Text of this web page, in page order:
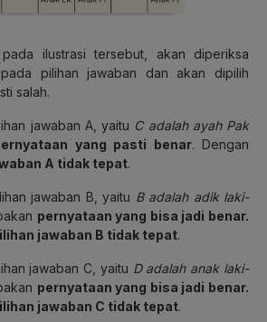
ilustrasi tersebut, akan diperiksa
pilihan jawaban dan akan dipilih
salah.
jawaban A, yaitu C adalah ayah Pak
yang pasti benar. Dengan
A tidak tepat.
jawaban B, yaitu B adalah adik laki-
pernyataan yang bisa jadi benar.
jawaban B tidak tepat.
jawaban C, yaitu D adalah anak laki-
pernyataan yang bisa jadi benar.
jawaban C tidak tepat.